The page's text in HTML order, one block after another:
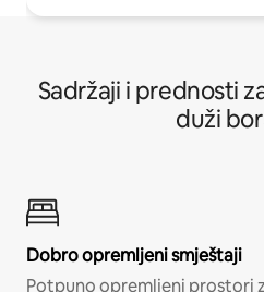
Sadržaji i prednosti
duži
Dobro opremljeni smještaji
Potpuno opremljeni prostori